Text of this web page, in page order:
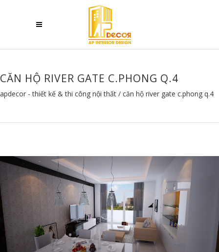
CĂN HỘ RIVER GATE C.PHONG Q.4
apdecor - thiết kế & thi công nội thất / căn hộ river gate c.phong q.4